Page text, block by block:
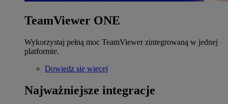
TeamViewer ONE
Wykorzystaj pełną moc TeamViewer zintegrowaną w jednej
platformie.
Dowiedz się więcej
Najważniejsze integracje